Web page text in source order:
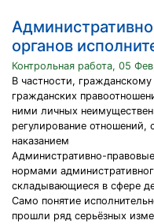
органов
Контрольная работа, 05
В частности,
гражданских
ними личных
регулирование отношений,
наказанием
Административно-
нормами
складывающиеся в сфере
Само понятие
прошли ряд серьёзных